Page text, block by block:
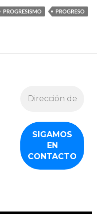
PROGRESISMO
PROGRESO